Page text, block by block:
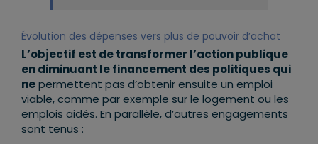
Évolution des dépenses vers plus de pouvoir d’achat
L’objectif est de transformer l’action publique
en diminuant le financement des politiques qui
nepermettent pas d’obtenir ensuite un emploi
viable, comme par exemple sur le logement ou les
emplois aidés. En parallèle, d’autres engagements
sont tenus :